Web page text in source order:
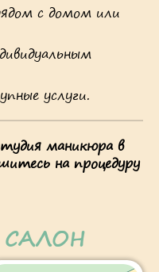
с домом или
услуги.
маникюра в
на процедуру
САЛОН